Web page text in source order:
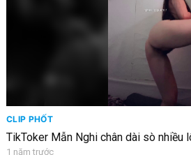
CLIP PHỐT
TikToker Mẫn Nghi chân dài sò nhiều
1 năm trước